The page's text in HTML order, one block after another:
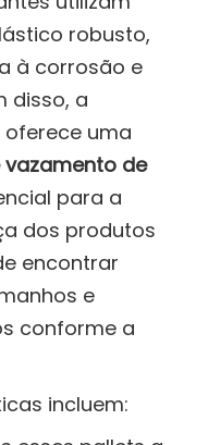
robusto,
à corrosão e
disso, a
uma
de
para a
dos produtos
encontrar
e
conforme a
incluem: